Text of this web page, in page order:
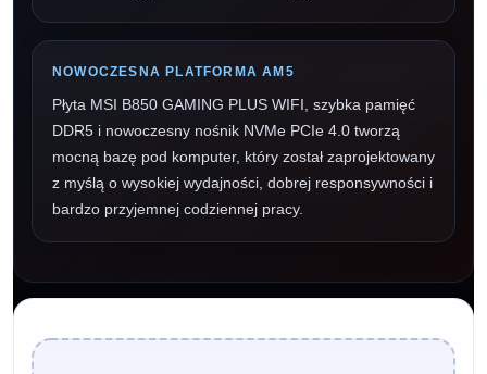
NOWOCZESNA PLATFORMA AM5
Płyta MSI B850 GAMING PLUS WIFI, szybka pamięć
DDR5 i nowoczesny nośnik NVMe PCIe 4.0 tworzą
mocną bazę pod komputer, który został zaprojektowany
z myślą o wysokiej wydajności, dobrej responsywności i
bardzo przyjemnej codziennej pracy.